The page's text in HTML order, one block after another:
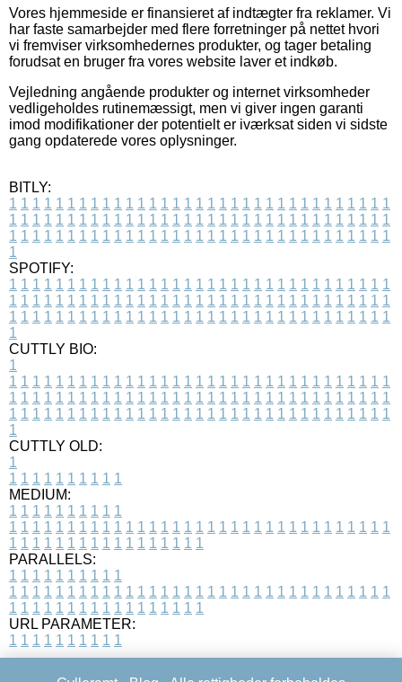
Vores hjemmeside er finansieret af indtægter fra reklamer. Vi
har faste samarbejder med flere forretninger på nettet hvori
vi fremviser virksomhedernes produkter, og tager betaling
forudsat en bruger fra vores website laver et indkøb.
Vejledning angående produkter og internet virksomheder
vedligeholdes rutinemæssigt, men vi giver ingen garanti
imod modifikationer der potentielt er iværksat siden vi sidste
gang opdaterede vores oplysninger.
BITLY:
1 1 1 1 1 1 1 1 1 1 1 1 1 1 1 1 1 1 1 1 1 1 1 1 1 1 1 1 1 1 1 1 1
1 1 1 1 1 1 1 1 1 1 1 1 1 1 1 1 1 1 1 1 1 1 1 1 1 1 1 1 1 1 1 1 1
1 1 1 1 1 1 1 1 1 1 1 1 1 1 1 1 1 1 1 1 1 1 1 1 1 1 1 1 1 1 1 1 1
1
SPOTIFY:
1 1 1 1 1 1 1 1 1 1 1 1 1 1 1 1 1 1 1 1 1 1 1 1 1 1 1 1 1 1 1 1 1
1 1 1 1 1 1 1 1 1 1 1 1 1 1 1 1 1 1 1 1 1 1 1 1 1 1 1 1 1 1 1 1 1
1 1 1 1 1 1 1 1 1 1 1 1 1 1 1 1 1 1 1 1 1 1 1 1 1 1 1 1 1 1 1 1 1
1
CUTTLY BIO:
1
1 1 1 1 1 1 1 1 1 1 1 1 1 1 1 1 1 1 1 1 1 1 1 1 1 1 1 1 1 1 1 1 1
1 1 1 1 1 1 1 1 1 1 1 1 1 1 1 1 1 1 1 1 1 1 1 1 1 1 1 1 1 1 1 1 1
1 1 1 1 1 1 1 1 1 1 1 1 1 1 1 1 1 1 1 1 1 1 1 1 1 1 1 1 1 1 1 1 1
1
CUTTLY OLD:
1
1 1 1 1 1 1 1 1 1 1
MEDIUM:
1 1 1 1 1 1 1 1 1 1
1 1 1 1 1 1 1 1 1 1 1 1 1 1 1 1 1 1 1 1 1 1 1 1 1 1 1 1 1 1 1 1 1
1 1 1 1 1 1 1 1 1 1 1 1 1 1 1 1 1
PARALLELS:
1 1 1 1 1 1 1 1 1 1
1 1 1 1 1 1 1 1 1 1 1 1 1 1 1 1 1 1 1 1 1 1 1 1 1 1 1 1 1 1 1 1 1
1 1 1 1 1 1 1 1 1 1 1 1 1 1 1 1 1
URL PARAMETER:
1 1 1 1 1 1 1 1 1 1